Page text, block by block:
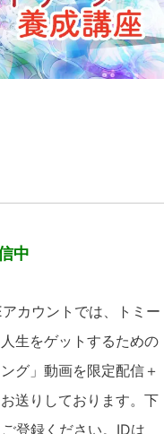
中
カウントでは、トミー
生をゲットするための
グ」動画を限定配信＋
送りしております。下
登録ください。IDは